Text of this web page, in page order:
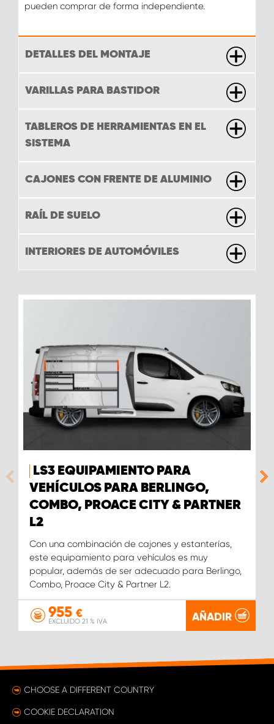
pueden comprar de forma independiente.
DETALLES DEL MONTAJE
VARILLAS PARA BASTIDOR
TABLEROS DE HERRAMIENTAS EN EL
SISTEMA
CAJONES CON FRENTE DE ALUMINIO
RAÍL DE SUELO
INTERIORES DE AUTOMÓVILES
LS3 EQUIPAMIENTO PARA
VEHÍCULOS PARA BERLINGO,
COMBO, PROACE CITY & PARTNER
L2
Con una combinación de cajones y estanterías,
este equipamiento para vehículos es muy
popular, además de ser adecuado para Berlingo,
Combo, Proace City & Partner L2.
955 €
EXCLUIDO 21 % IVA AÑADIR
CHOOSE A DIFFERENT COUNTRY
COOKIE DECLARATION